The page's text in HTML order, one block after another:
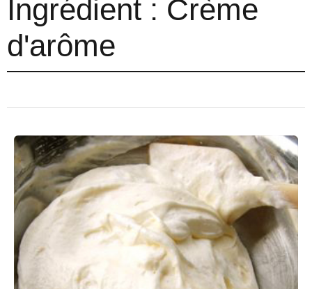
Ingrédient : Crème
d'arôme